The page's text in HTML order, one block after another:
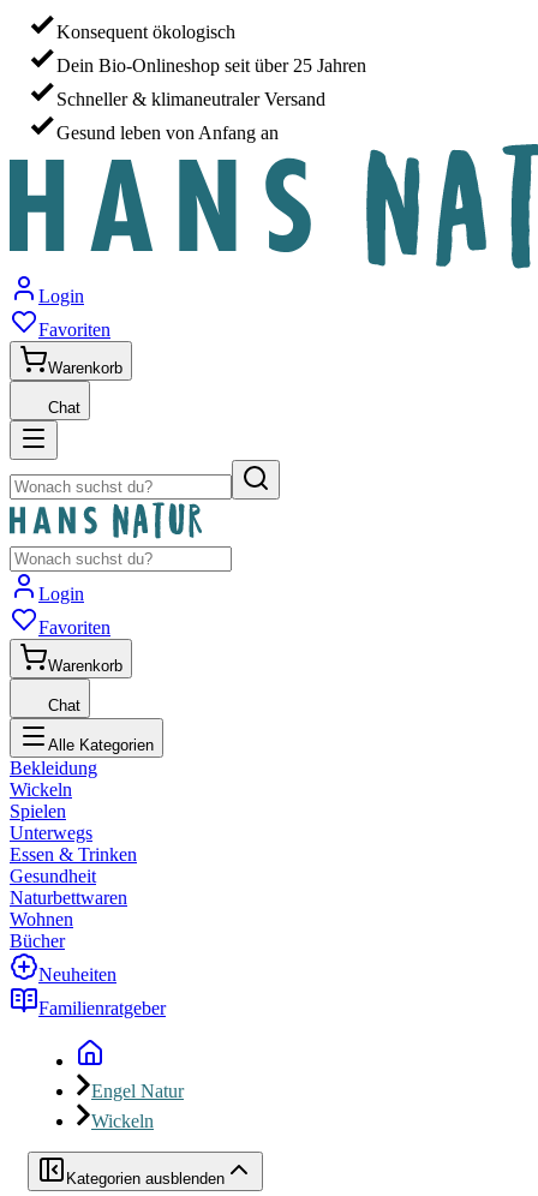
Konsequent ökologisch
Dein Bio-Onlineshop seit über 25 Jahren
Schneller & klimaneutraler Versand
Gesund leben von Anfang an
Login
Favoriten
Warenkorb
Chat
Login
Favoriten
Warenkorb
Chat
Alle Kategorien
Bekleidung
Wickeln
Spielen
Unterwegs
Essen & Trinken
Gesundheit
Naturbettwaren
Wohnen
Bücher
Neuheiten
Familienratgeber
Engel Natur
Wickeln
Kategorien ausblenden